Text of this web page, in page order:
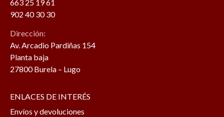
663 25 19 61
902 40 30 30
Dirección:
Av. Arcadio Pardiñas 154
Planta baja
27800 Burela – Lugo
ENLACES DE INTERÉS
Envíos y devoluciones